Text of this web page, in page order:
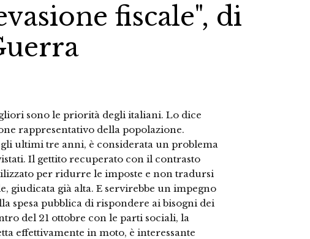
fiscale", di
sono le priorità degli italiani. Lo dice
rappresentativo della popolazione.
ultimi tre anni, è considerata un problema
Il gettito recuperato con il contrasto
per ridurre le imposte e non tradursi
giudicata già alta. E servirebbe un impegno
spesa pubblica di rispondere ai bisogni dei
del 21 ottobre con le parti sociali, la
effettivamente in moto, è interessante